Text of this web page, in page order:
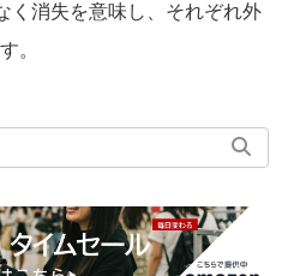
く消失を意味し、それぞれ外
。